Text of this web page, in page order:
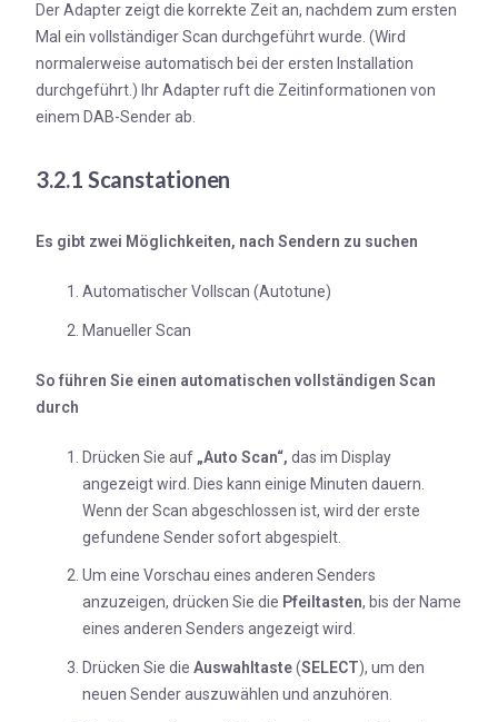
Der Adapter zeigt die korrekte Zeit an, nachdem zum ersten
Mal ein vollständiger Scan durchgeführt wurde. (Wird
normalerweise automatisch bei der ersten Installation
durchgeführt.) Ihr Adapter ruft die Zeitinformationen von
einem DAB-Sender ab.
3.2.1 Scanstationen
Es gibt zwei Möglichkeiten, nach Sendern zu suchen
Automatischer Vollscan (Autotune)
Manueller Scan
So führen Sie einen automatischen vollständigen Scan
durch
Drücken Sie auf „Auto Scan“, das im Display
angezeigt wird. Dies kann einige Minuten dauern.
Wenn der Scan abgeschlossen ist, wird der erste
gefundene Sender sofort abgespielt.
Um eine Vorschau eines anderen Senders
anzuzeigen, drücken Sie die Pfeiltasten, bis der Name
eines anderen Senders angezeigt wird.
Drücken Sie die Auswahltaste(SELECT), um den
neuen Sender auszuwählen und anzuhören.